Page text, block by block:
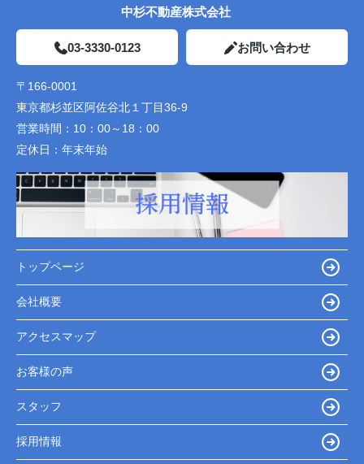
中杉不動産株式会社
03-3330-0123 お問い合わせ
〒166-0001
東京都杉並区阿佐谷北１丁目36-9
営業時間： 10：00～18：00
定休日： 年末年始
トップページ
会社概要
アクセスマップ
お客様の声
スタッフ
採用情報